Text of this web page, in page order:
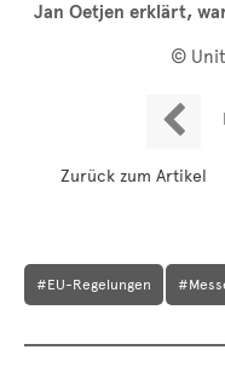
Jan Oetjen erklärt,
©

Zurück zum Artikel
#EU-Regelungen